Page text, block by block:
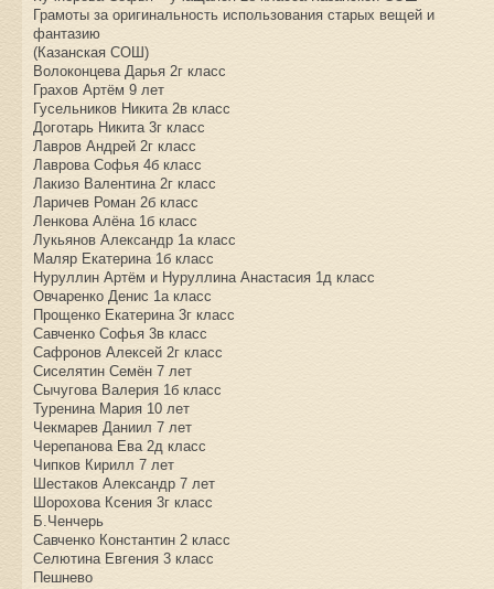
Грамоты за оригинальность использования старых вещей и
фантазию
(Казанская СОШ)
Волоконцева Дарья 2г класс
Грахов Артём 9 лет
Гусельников Никита 2в класс
Доготарь Никита 3г класс
Лавров Андрей 2г класс
Лаврова Софья 4б класс
Лакизо Валентина 2г класс
Ларичев Роман 2б класс
Ленкова Алёна 1б класс
Лукьянов Александр 1а класс
Маляр Екатерина 1б класс
Нуруллин Артём и Нуруллина Анастасия 1д класс
Овчаренко Денис 1а класс
Прощенко Екатерина 3г класс
Савченко Софья 3в класс
Сафронов Алексей 2г класс
Сиселятин Семён 7 лет
Сычугова Валерия 1б класс
Туренина Мария 10 лет
Чекмарев Даниил 7 лет
Черепанова Ева 2д класс
Чипков Кирилл 7 лет
Шестаков Александр 7 лет
Шорохова Ксения 3г класс
Б.Ченчерь
Савченко Константин 2 класс
Селютина Евгения 3 класс
Пешнево